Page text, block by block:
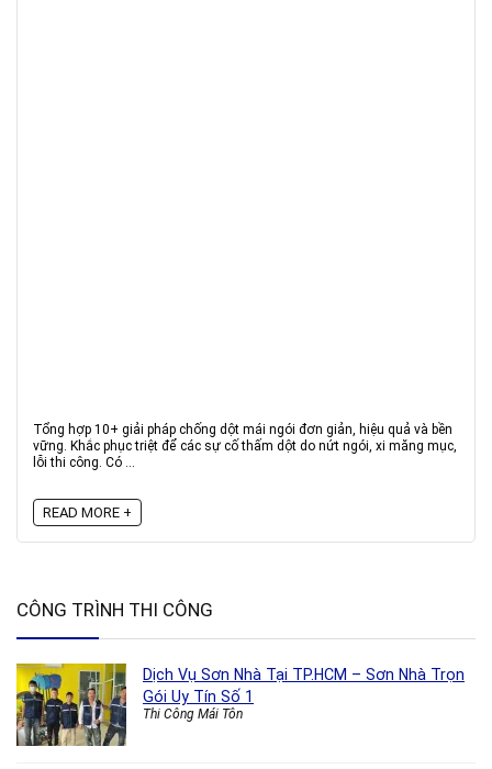
Tổng hợp 10+ giải pháp chống dột mái ngói đơn giản, hiệu quả và bền
vững. Khắc phục triệt để các sự cố thấm dột do nứt ngói, xi măng mục,
lỗi thi công. Có ...
READ MORE +
CÔNG TRÌNH THI CÔNG
Dịch Vụ Sơn Nhà Tại TP.HCM – Sơn Nhà Trọn
Gói Uy Tín Số 1
Thi Công Mái Tôn